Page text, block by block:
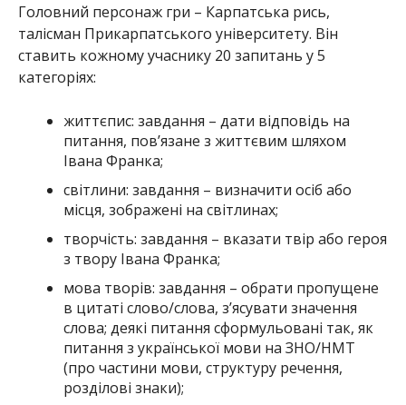
Головний персонаж гри – Карпатська рись,
талісман Прикарпатського університету. Він
ставить кожному учаснику 20 запитань у 5
категоріях:
життєпис: завдання – дати відповідь на
питання, пов’язане з життєвим шляхом
Івана Франка;
світлини: завдання – визначити осіб або
місця, зображені на світлинах;
творчість: завдання – вказати твір або героя
з твору Івана Франка;
мова творів: завдання – обрати пропущене
в цитаті слово/слова, з’ясувати значення
слова; деякі питання сформульовані так, як
питання з української мови на ЗНО/НМТ
(про частини мови, структуру речення,
розділові знаки);